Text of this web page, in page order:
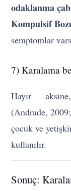
odaklanma
Kompulsif
semptomlar
7) Karalama
Hayır —
(Andrade,
çocuk ve
kullanılır.
Sonuç: